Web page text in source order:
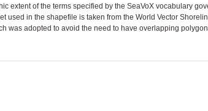
extent of the terms specified by the SeaVoX vocabulary
in the shapefile is taken from the World Vector
was adopted to avoid the need to have overlapping